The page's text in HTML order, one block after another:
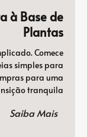
à Base de
Plantas
Comece
simples para
para uma
tranquila.
Saiba Mais